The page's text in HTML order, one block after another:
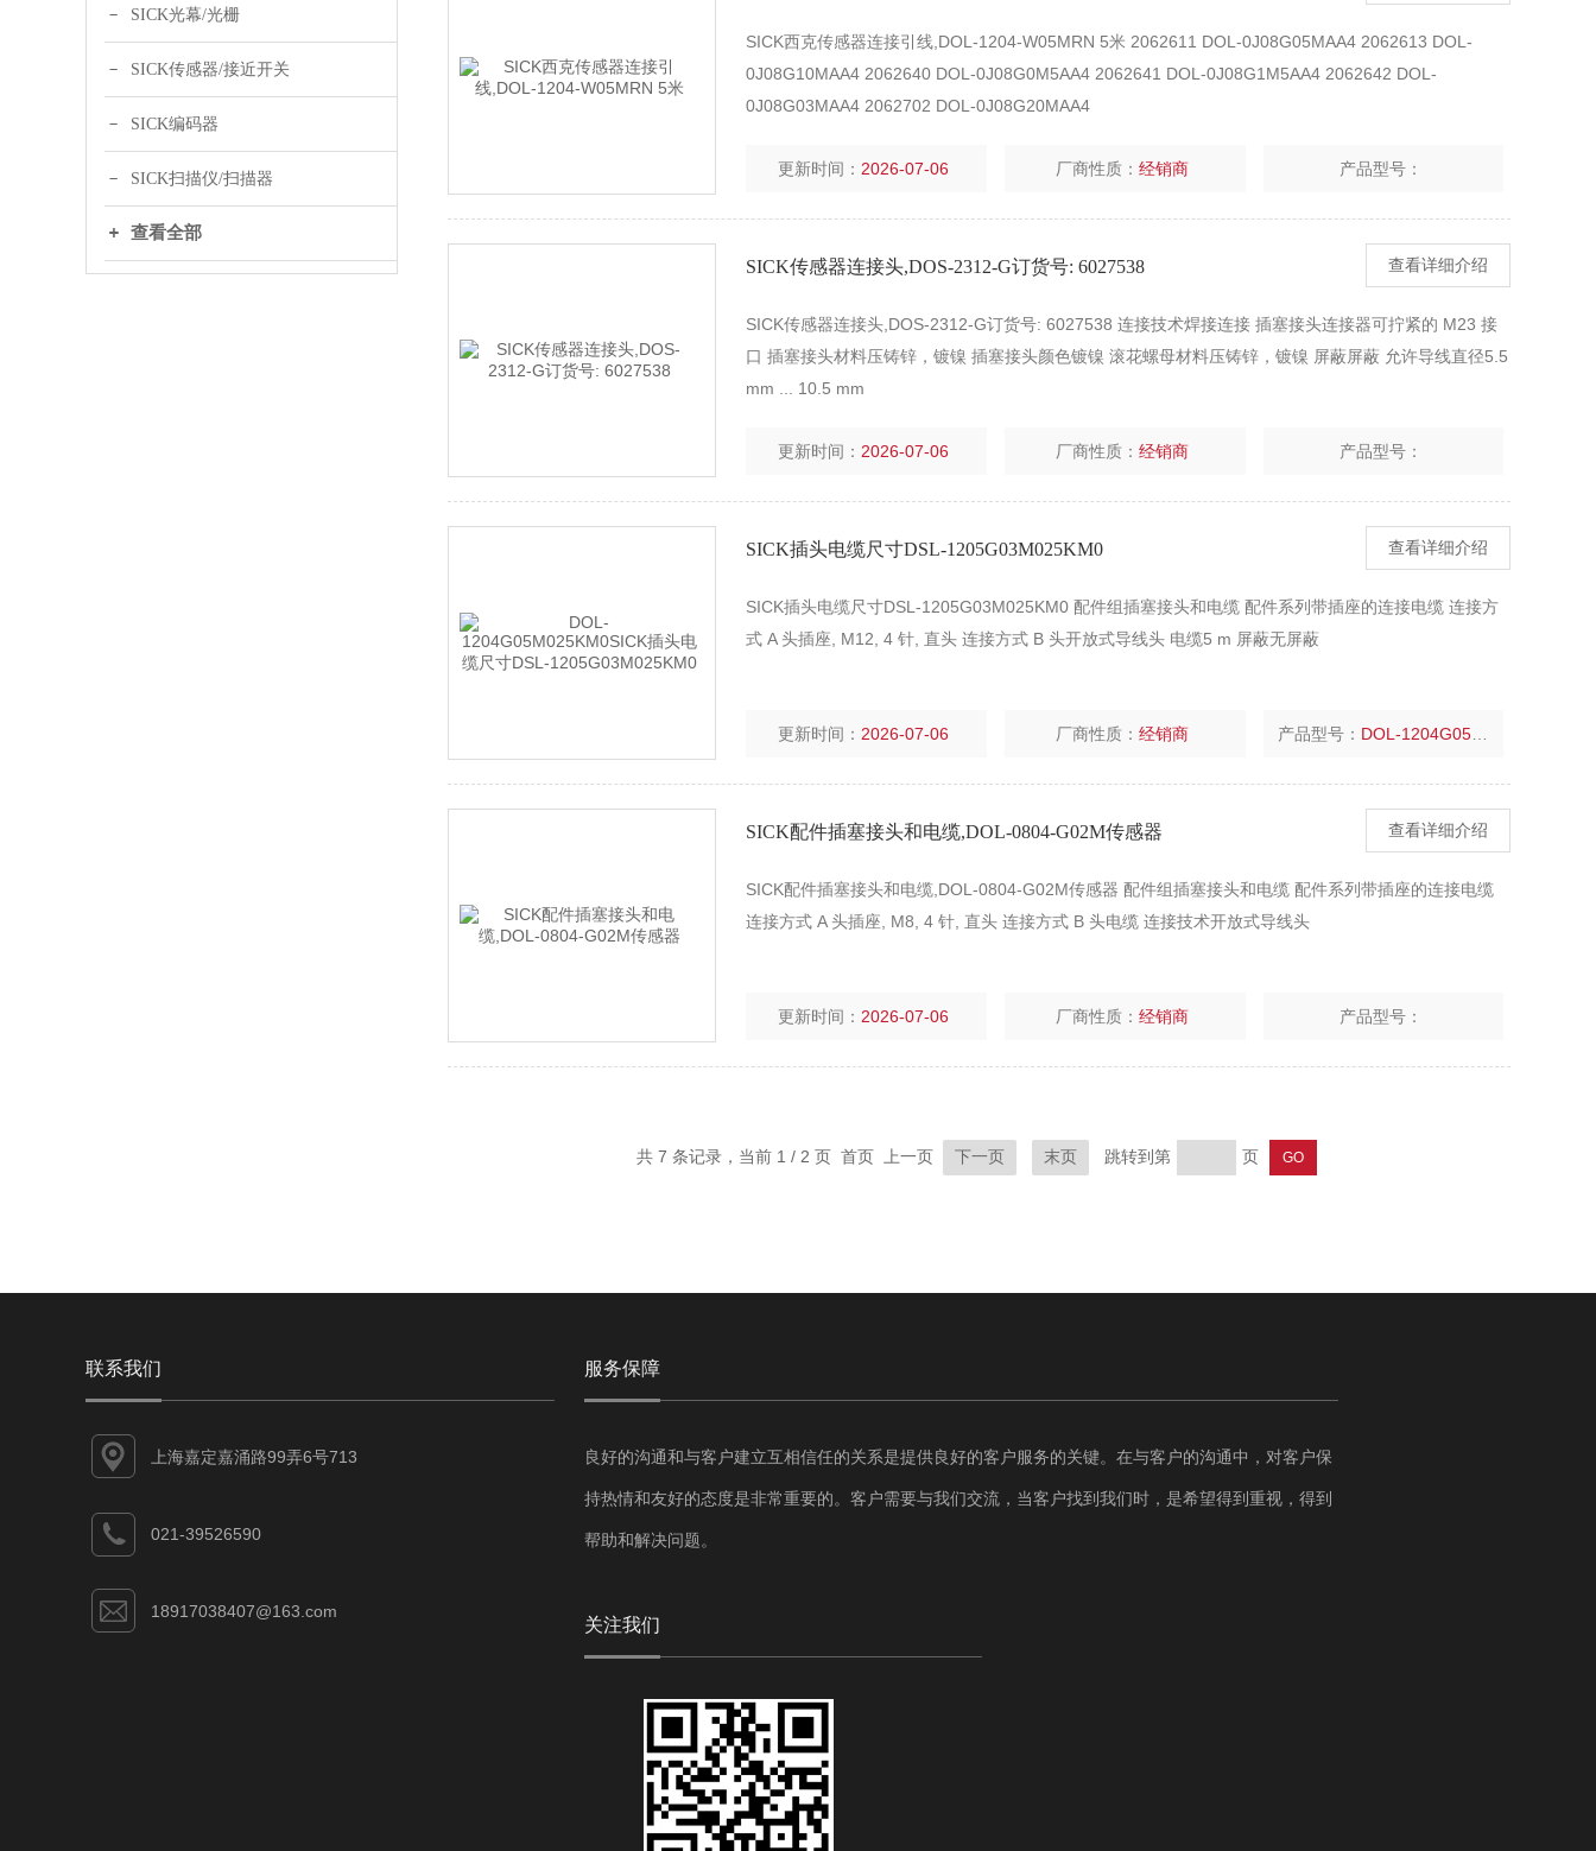
SICK光幕/光栅
SICK传感器/接近开关
SICK编码器
SICK扫描仪/扫描器
查看全部
SICK西克传感器连接引线,DOL-1204-W05MRN 5米 2062611 DOL-0J08G05MAA4 2062613 DOL-
0J08G10MAA4 2062640 DOL-0J08G0M5AA4 2062641 DOL-0J08G1M5AA4 2062642 DOL-
0J08G03MAA4 2062702 DOL-0J08G20MAA4
更新时间： 2026-07-06 厂商性质：经销商 产品型号：
SICK传感器连接头,DOS-2312-G订货号: 6027538 查看详细介绍
SICK传感器连接头,DOS-2312-G订货号: 6027538 连接技术焊接连接 插塞接头连接器可拧紧的 M23 接
口 插塞接头材料压铸锌，镀镍 插塞接头颜色镀镍 滚花螺母材料压铸锌，镀镍 屏蔽屏蔽 允许导线直径5.5
mm ... 10.5 mm
更新时间： 2026-07-06 厂商性质：经销商 产品型号：
SICK插头电缆尺寸DSL-1205G03M025KM0 查看详细介绍
SICK插头电缆尺寸DSL-1205G03M025KM0 配件组插塞接头和电缆 配件系列带插座的连接电缆 连接方
式 A 头插座, M12, 4 针, 直头 连接方式 B 头开放式导线头 电缆5 m 屏蔽无屏蔽
更新时间： 2026-07-06 厂商性质：经销商 产品型号： DOL-1204G05M025KM0
SICK配件插塞接头和电缆,DOL-0804-G02M传感器 查看详细介绍
SICK配件插塞接头和电缆,DOL-0804-G02M传感器 配件组插塞接头和电缆 配件系列带插座的连接电缆
连接方式 A 头插座, M8, 4 针, 直头 连接方式 B 头电缆 连接技术开放式导线头
更新时间： 2026-07-06 厂商性质：经销商 产品型号：
共 7 条记录，当前 1 / 2 页 首页 上一页 下一页 末页 跳转到第 页
联系我们
上海嘉定嘉涌路99弄6号713
021-39526590
18917038407@163.com
服务保障
良好的沟通和与客户建立互相信任的关系是提供良好的客户服务的关键。在与客户的沟通中，对客户保
持热情和友好的态度是非常重要的。客户需要与我们交流，当客户找到我们时，是希望得到重视，得到
帮助和解决问题。
关注我们